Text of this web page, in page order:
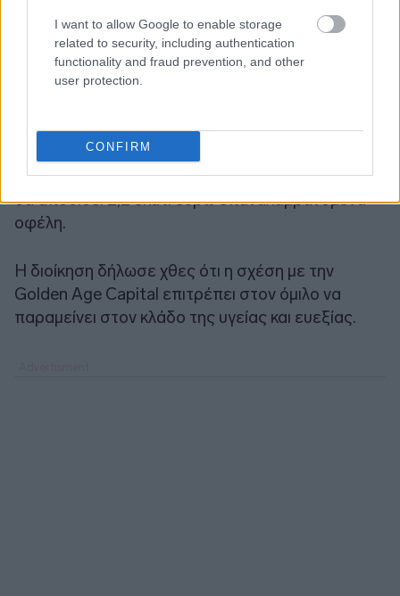
I want to allow Google to enable storage
related to security, including authentication
functionality and fraud prevention, and other
user protection.
CONFIRM
Κρίσιμο κομμάτι του μετασχηματισμού του ομίλου
αφορά στην ολοκλήρωση της συμφωνίας με την
Golden Age Capital για τον κλάδο Wellness
Market και τα καταστήματα Holland & Barrett.
Η συναλλαγή, κόστους 2,4 εκατ. ευρώ, βρίσκεται
στη φάση του due diligence και αναμένεται να
κλείσει εντός του τρέχοντος μήνα. Από το 2027
θα αποδίδει 2,2 εκατ. ευρώ επαναλαμβανόμενα
οφέλη.
Η διοίκηση δήλωσε χθες ότι η σχέση με την
Golden Age Capital επιτρέπει στον όμιλο να
παραμείνει στον κλάδο της υγείας και ευεξίας.